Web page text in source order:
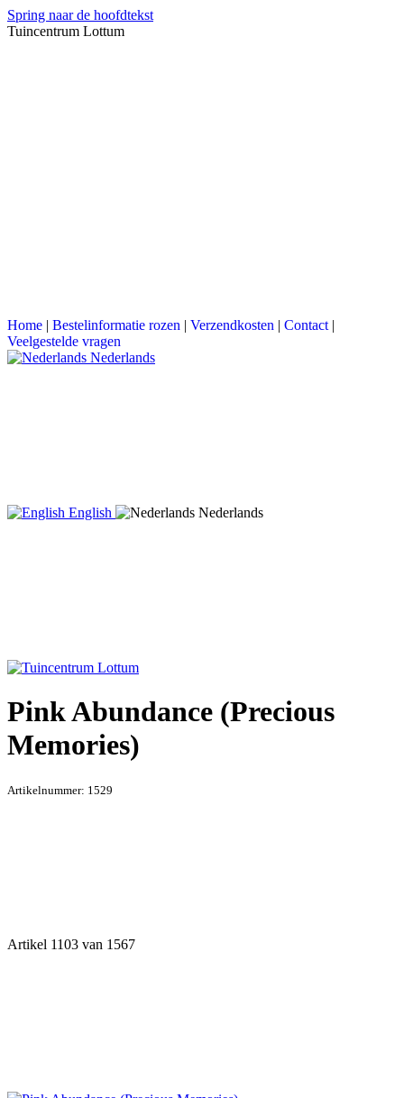
Spring naar de hoofdtekst
Tuincentrum Lottum
Home | Bestelinformatie rozen | Verzendkosten | Contact |
Veelgestelde vragen
Nederlands
English Nederlands
Pink Abundance (Precious
Memories)
Artikelnummer: 1529
Artikel 1103 van 1567